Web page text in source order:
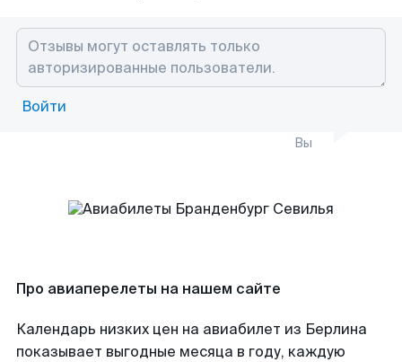
Войти
Вы
Про авиаперелеты на нашем сайте
Календарь низких цен на авиабилет из Берлина
показывает выгодные месяца в году, каждую